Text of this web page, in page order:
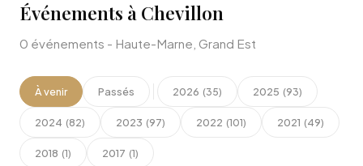
Événements à Chevillon
0 événements - Haute-Marne, Grand Est
À venir Passés 2026 (35) 2025 (93)
2024 (82) 2023 (97) 2022 (101) 2021 (49)
2018 (1) 2017 (1)